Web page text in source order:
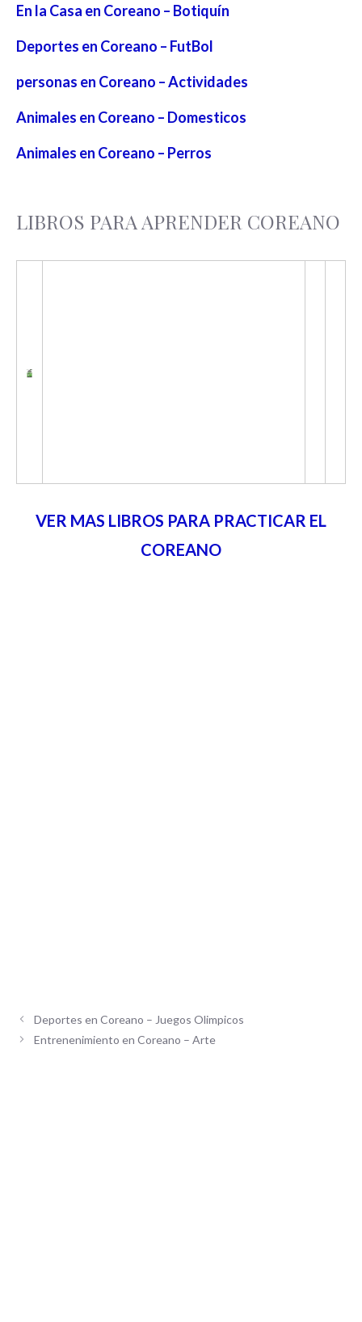
En la Casa en Coreano – Botiquín
Deportes en Coreano – FutBol
personas en Coreano – Actividades
Animales en Coreano – Domesticos
Animales en Coreano – Perros
LIBROS PARA APRENDER COREANO
VER MAS LIBROS PARA PRACTICAR EL
COREANO
Deportes en Coreano – Juegos Olimpicos
Entrenenimiento en Coreano – Arte